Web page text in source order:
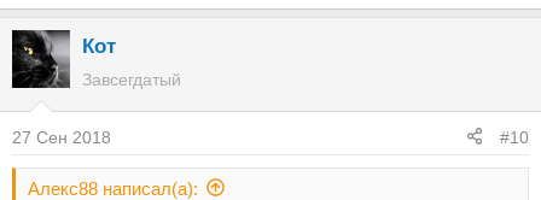
Кот
Завсегдатый
27 Сен 2018 #10
Алекс88 написал(а):